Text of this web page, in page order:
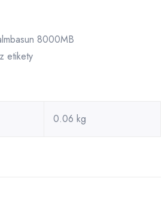
8000MB
etikety
0.06 kg